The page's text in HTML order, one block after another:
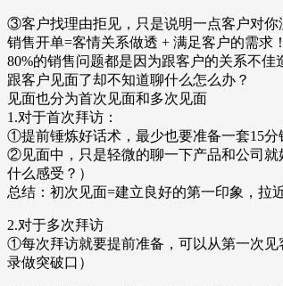
③客户找理由拒见，只是说明一点客户对你
销售开单=客情关系做透 + 满足客户的需求
80%的销售问题都是因为跟客户的关系不
跟客户见面了却不知道聊什么怎么办？
见面也分为首次见面和多次见面
1.对于首次拜访：
①提前锤炼好话术，最少也要准备一套15分
②见面中，只是轻微的聊一下产品和公司就
什么感受？）
总结：初次见面=建立良好的第一印象，拉
2.对于多次拜访
①每次拜访就要提前准备，可以从第一次见
录做突破口）